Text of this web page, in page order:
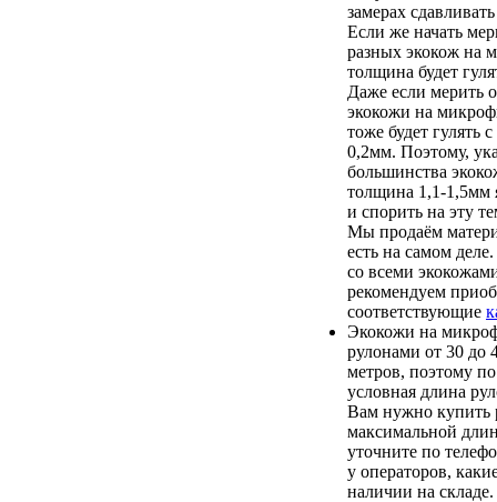
замерах
Если же начать
разных экокож на
толщина будет
Даже если мерить
экокожи на
тоже будет гулять
0,2мм. Поэтому,
большинства
толщина 1,1-1,5мм
и спорить на эту
Мы продаём
есть на самом
со всеми
рекомендуем
соответствующие
Экокожи на
рулонами от 30 до
метров, поэтому
условная длина
Вам нужно купить
максимальной
уточните по
у операторов,
наличии на складе.